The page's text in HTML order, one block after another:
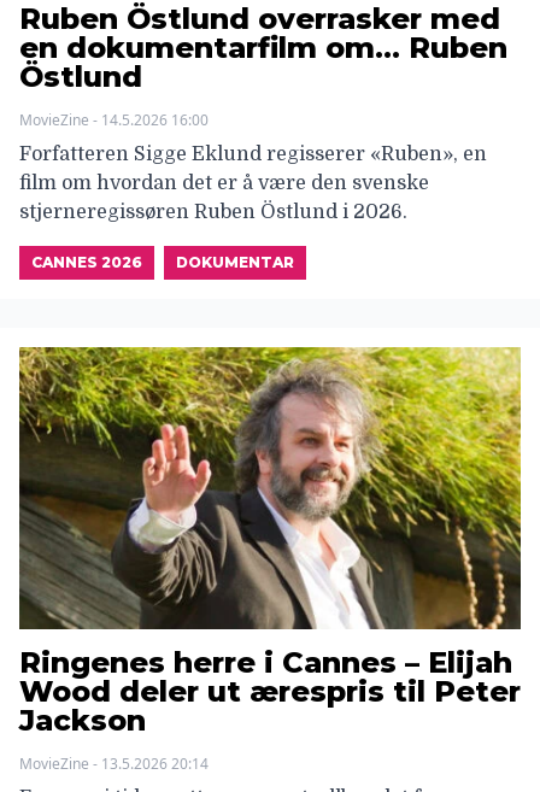
Ruben Östlund overrasker med
en dokumentarfilm om… Ruben
Östlund
MovieZine - 14.5.2026 16:00
Forfatteren Sigge Eklund regisserer «Ruben», en
film om hvordan det er å være den svenske
stjerneregissøren Ruben Östlund i 2026.
CANNES 2026 DOKUMENTAR
Ringenes herre i Cannes – Elijah
Wood deler ut ærespris til Peter
Jackson
MovieZine - 13.5.2026 20:14